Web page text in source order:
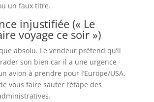
un faux titre.
injustifiée (« Le
voyage ce soir »)
absolu. Le vendeur prétend qu’il
son bien car il a une urgence
avion à prendre pour l’Europe/USA.
vous faire sauter l’étape des